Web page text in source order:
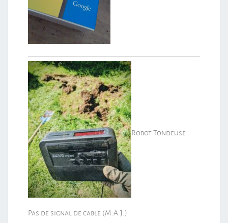
Robot Tondeuse :
Pas de signal de cable (M.A.J.)